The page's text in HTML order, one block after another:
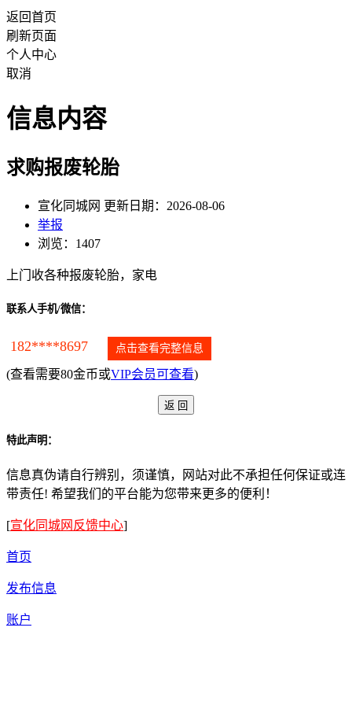
返回首页
刷新页面
个人中心
取消
信息内容
求购报废轮胎
宣化同城网 更新日期：2026-08-06
举报
浏览：1407
上门收各种报废轮胎，家电
联系人手机/微信：
182****8697 点击查看完整信息
(查看需要80金币或VIP会员可查看)
特此声明：
信息真伪请自行辨别，须谨慎，网站对此不承担任何保证或连
带责任! 希望我们的平台能为您带来更多的便利！
[宣化同城网反馈中心]
首页
发布信息
账户